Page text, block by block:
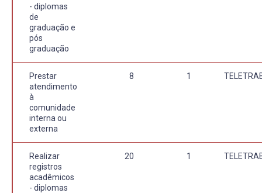
- diplomas
de
graduação e
pós
graduação
Prestar
atendimento
à
comunidade
interna ou
externa
8 1
Realizar
registros
acadêmicos
- diplomas
20 1